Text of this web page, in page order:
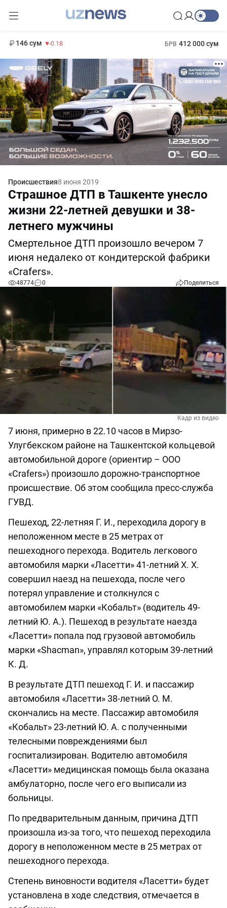
146 сум -0.18 БРВ 412 000 сум
Происшествия8 июня 2019
Страшное ДТП в Ташкенте унесло
жизни 22-летней девушки и 38-
летнего мужчины
Смертельное ДТП произошло вечером 7
июня недалеко от кондитерской фабрики
«Crafers».
48774 0 Поделиться
Кадр из видео
7 июня, примерно в 22.10 часов в Мирзо-
Улугбекском районе на Ташкентской кольцевой
автомобильной дороге (ориентир – ООО
«Crafers») произошло дорожно-транспортное
происшествие. Об этом сообщила пресс-служба
ГУВД.
Пешеход, 22-летняя Г. И., переходила дорогу в
неположенном месте в 25 метрах от
пешеходного перехода. Водитель легкового
автомобиля марки «Ласетти» 41-летний Х. Х.
совершил наезд на пешехода, после чего
потерял управление и столкнулся с
автомобилем марки «Кобальт» (водитель 49-
летний Ю. А.). Пешеход в результате наезда
«Ласетти» попала под грузовой автомобиль
марки «Shacman», управлял которым 39-летний
К. Д.
В результате ДТП пешеход Г. И. и пассажир
автомобиля «Ласетти» 38-летний О. М.
скончались на месте. Пассажир автомобиля
«Кобальт» 23-летний Ю. А. с полученными
телесными повреждениями был
госпитализирован. Водителю автомобиля
«Ласетти» медицинская помощь была оказана
амбулаторно, после чего его выписали из
больницы.
По предварительным данным, причина ДТП
произошла из-за того, что пешеход переходила
дорогу в неположенном месте в 25 метрах от
пешеходного перехода.
Степень виновности водителя «Ласетти» будет
установлена в ходе следствия, отмечается в